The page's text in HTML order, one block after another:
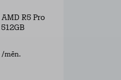
AMD R5 Pro
/mēn.